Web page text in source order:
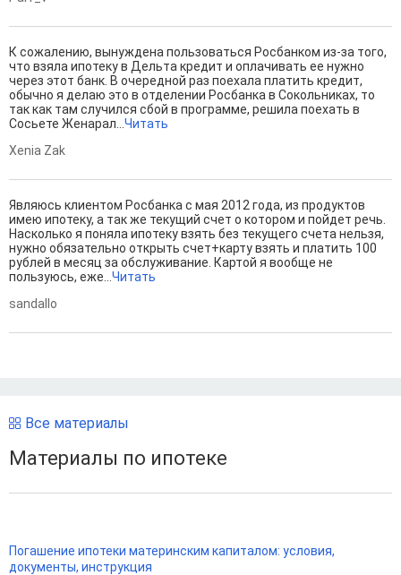
К сожалению, вынуждена пользоваться Росбанком из-за того,
что взяла ипотеку в Дельта кредит и оплачивать ее нужно
через этот банк. В очередной раз поехала платить кредит,
обычно я делаю это в отделении Росбанка в Сокольниках, то
так как там случился сбой в программе, решила поехать в
Сосьете Женарал...Читать
Xenia Zak
Являюсь клиентом Росбанка с мая 2012 года, из продуктов
имею ипотеку, а так же текущий счет о котором и пойдет речь.
Насколько я поняла ипотеку взять без текущего счета нельзя,
нужно обязательно открыть счет+карту взять и платить 100
рублей в месяц за обслуживание. Картой я вообще не
пользуюсь, еже...Читать
sandallo
Все материалы
Материалы по ипотеке
Погашение ипотеки материнским капиталом: условия,
документы, инструкция